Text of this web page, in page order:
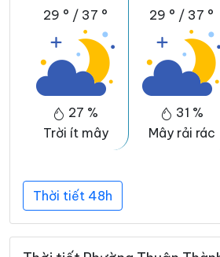
29 ° / 37 °
27 %
Trời ít mây
29 ° / 37 °
31 %
Mây rải rác
Thời tiết 48h